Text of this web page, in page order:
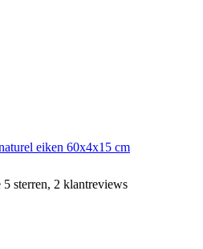
eiken 60x4x15 cm
sterren, 2 klantreviews